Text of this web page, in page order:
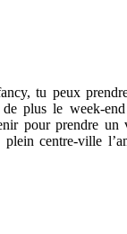
tu peux
plus le week-
pour prendre un
centre-ville